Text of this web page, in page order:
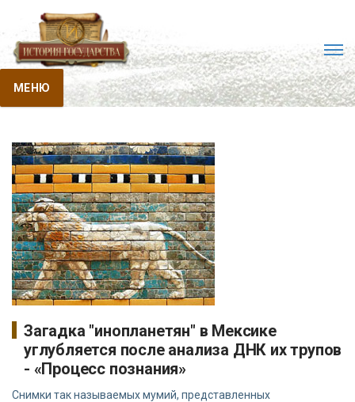
МЕНЮ
Загадка "инопланетян" в Мексике
углубляется после анализа ДНК их трупов
- «Процесс познания»
Снимки так называемых мумий, представленных